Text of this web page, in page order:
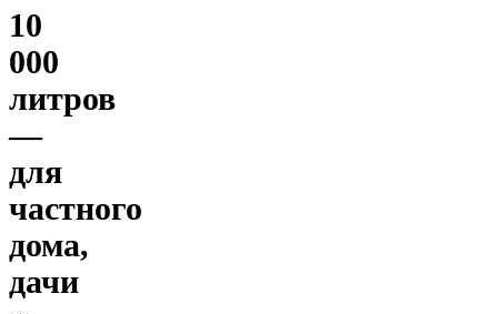
10
000
литров
—
для
частного
дома,
дачи